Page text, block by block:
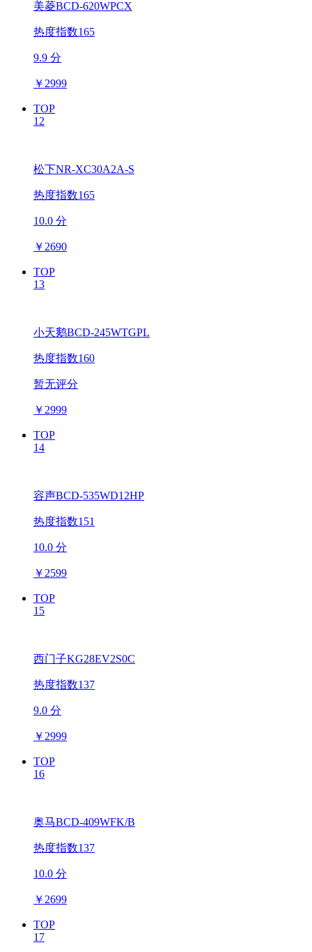
美菱BCD-620WPCX
热度指数165
9.9 分
￥ 2999
TOP
12
松下NR-XC30A2A-S
热度指数165
10.0 分
￥ 2690
TOP
13
小天鹅BCD-245WTGPL
热度指数160
暂无评分
￥ 2999
TOP
14
容声BCD-535WD12HP
热度指数151
10.0 分
￥ 2599
TOP
15
西门子KG28EV2S0C
热度指数137
9.0 分
￥ 2999
TOP
16
奥马BCD-409WFK/B
热度指数137
10.0 分
￥ 2699
TOP
17